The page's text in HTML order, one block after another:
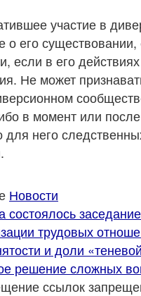
участие в
его существовании,
если в его
Не может
в момент или
для него
Новости
состоялось
трудовых
и доли
решение сложных
ссылок